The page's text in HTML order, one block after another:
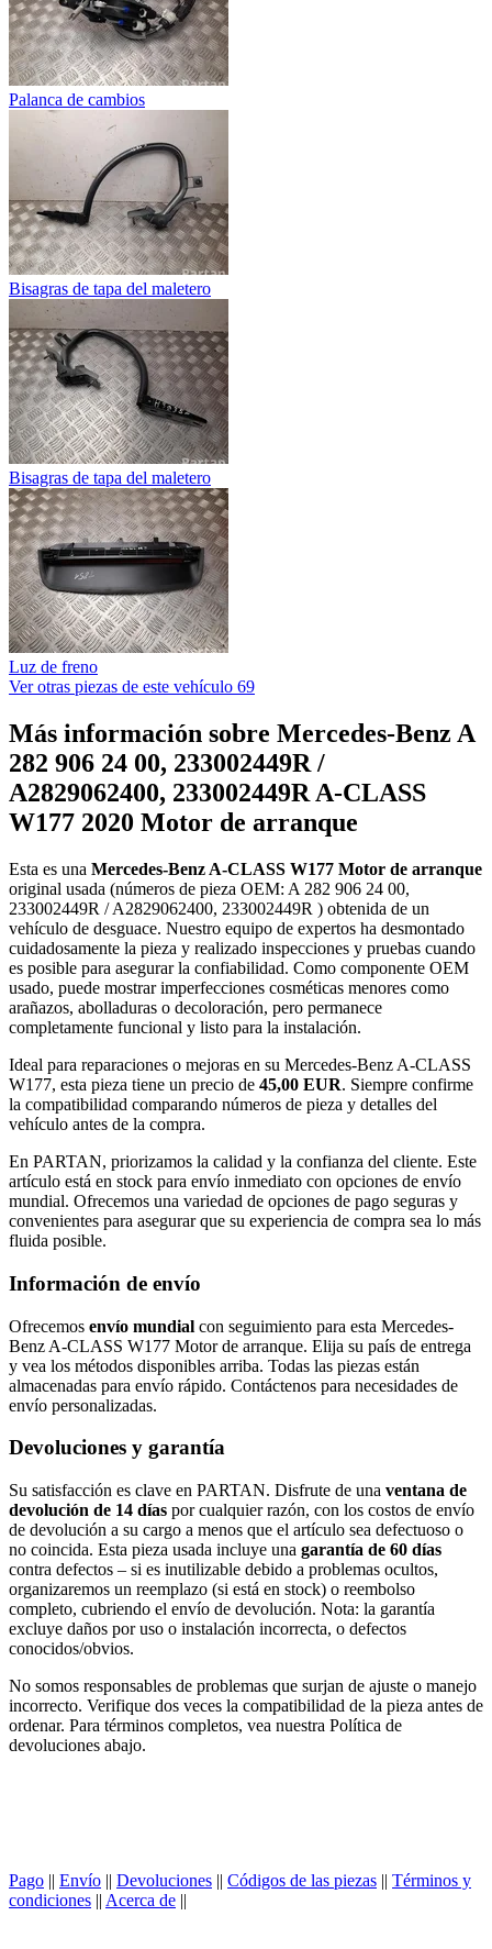
Palanca de cambios
Bisagras de tapa del maletero
Bisagras de tapa del maletero
Luz de freno
Ver otras piezas de este vehículo 69
Más información sobre Mercedes-Benz A
282 906 24 00, 233002449R /
A2829062400, 233002449R A-CLASS
W177 2020 Motor de arranque
Esta es una Mercedes-Benz A-CLASS W177 Motor de arranque
original usada (números de pieza OEM: A 282 906 24 00,
233002449R / A2829062400, 233002449R ) obtenida de un
vehículo de desguace. Nuestro equipo de expertos ha desmontado
cuidadosamente la pieza y realizado inspecciones y pruebas cuando
es posible para asegurar la confiabilidad. Como componente OEM
usado, puede mostrar imperfecciones cosméticas menores como
arañazos, abolladuras o decoloración, pero permanece
completamente funcional y listo para la instalación.
Ideal para reparaciones o mejoras en su Mercedes-Benz A-CLASS
W177, esta pieza tiene un precio de 45,00 EUR. Siempre confirme
la compatibilidad comparando números de pieza y detalles del
vehículo antes de la compra.
En PARTAN, priorizamos la calidad y la confianza del cliente. Este
artículo está en stock para envío inmediato con opciones de envío
mundial. Ofrecemos una variedad de opciones de pago seguras y
convenientes para asegurar que su experiencia de compra sea lo más
fluida posible.
Información de envío
Ofrecemos envío mundial con seguimiento para esta Mercedes-
Benz A-CLASS W177 Motor de arranque. Elija su país de entrega
y vea los métodos disponibles arriba. Todas las piezas están
almacenadas para envío rápido. Contáctenos para necesidades de
envío personalizadas.
Devoluciones y garantía
Su satisfacción es clave en PARTAN. Disfrute de una ventana de
devolución de 14 días por cualquier razón, con los costos de envío
de devolución a su cargo a menos que el artículo sea defectuoso o
no coincida. Esta pieza usada incluye una garantía de 60 días
contra defectos – si es inutilizable debido a problemas ocultos,
organizaremos un reemplazo (si está en stock) o reembolso
completo, cubriendo el envío de devolución. Nota: la garantía
excluye daños por uso o instalación incorrecta, o defectos
conocidos/obvios.
No somos responsables de problemas que surjan de ajuste o manejo
incorrecto. Verifique dos veces la compatibilidad de la pieza antes de
ordenar. Para términos completos, vea nuestra Política de
devoluciones abajo.
Pago || Envío || Devoluciones || Códigos de las piezas || Términos y
condiciones || Acerca de ||